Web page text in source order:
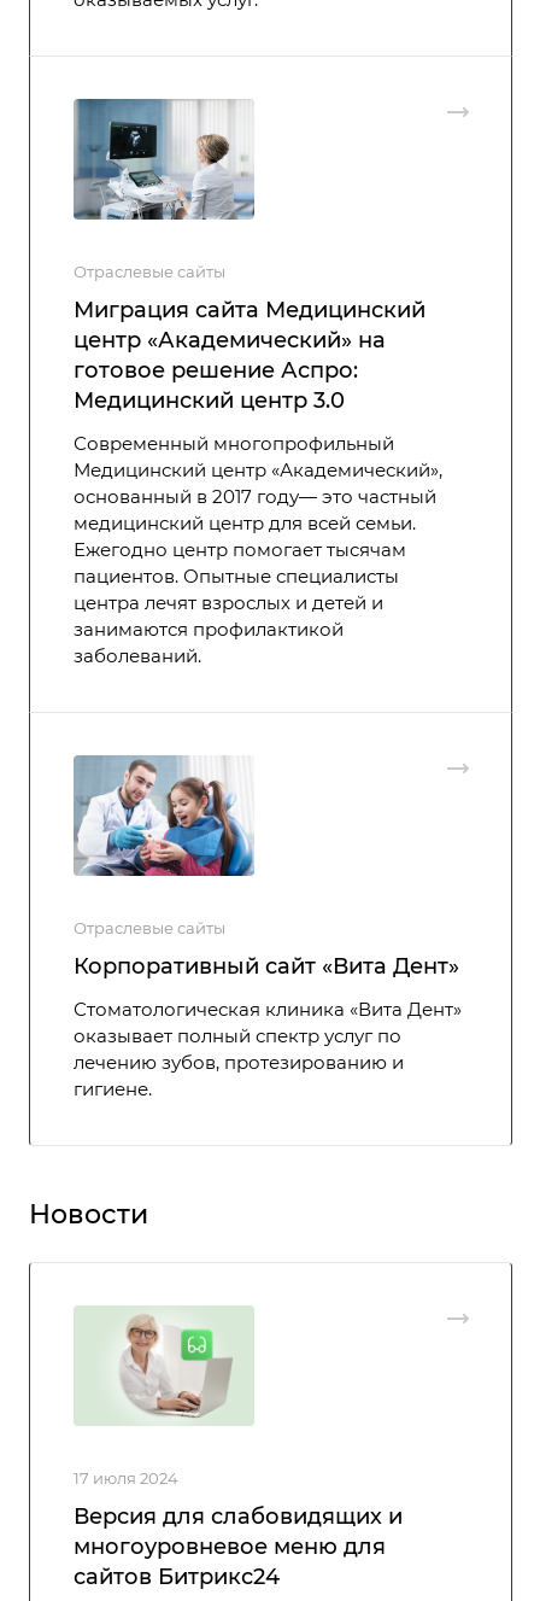
Отраслевые сайты
Миграция сайта Медицинский
центр «Академический» на
готовое решение Аспро:
Медицинский центр 3.0
Современный многопрофильный
Медицинский центр «Академический»,
основанный в 2017 году— это частный
медицинский центр для всей семьи.
Ежегодно центр помогает тысячам
пациентов. Опытные специалисты
центра лечят взрослых и детей и
занимаются профилактикой
заболеваний.
Отраслевые сайты
Корпоративный сайт «Вита Дент»
Стоматологическая клиника «Вита Дент»
оказывает полный спектр услуг по
лечению зубов, протезированию и
гигиене.
Новости
17 июля 2024
Версия для слабовидящих и
многоуровневое меню для
сайтов Битрикс24